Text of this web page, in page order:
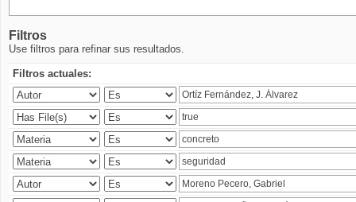
Filtros
Use filtros para refinar sus resultados.
Filtros actuales: